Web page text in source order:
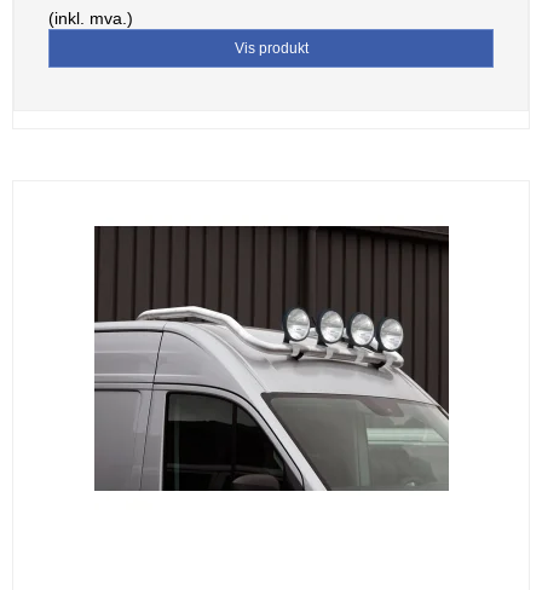
(inkl. mva.)
Vis produkt